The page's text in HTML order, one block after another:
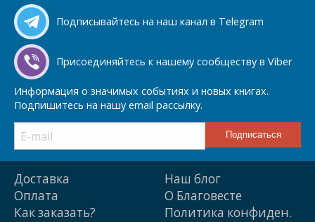
Подписывайтесь на наш канал в Telegram
Присоединяйтесь к нашему сообществу в Viber
Информация о значимых событиях и новых книгах.
Подпишитесь на нашу email рассылку.
Доставка
Оплата
Как заказать?
Наш блог
О Благовесте
Политика конфиден.